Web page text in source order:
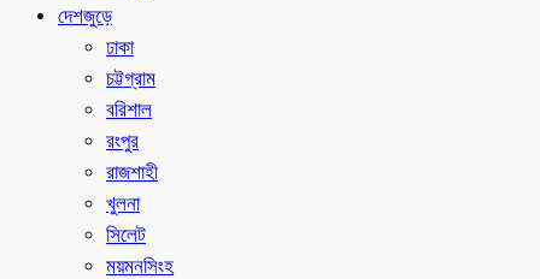
দেশজুড়ে
ঢাকা
চট্টগ্রাম
বরিশাল
রংপুর
রাজশাহী
খুলনা
সিলেট
ময়মনসিংহ